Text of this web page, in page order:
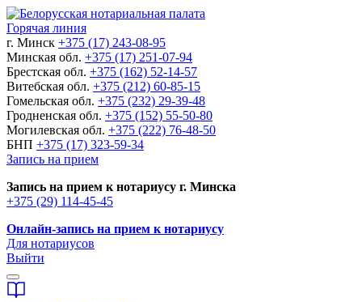
Горячая линия
г. Минск +375 (17) 243-08-95
Минская обл. +375 (17) 251-07-94
Брестская обл. +375 (162) 52-14-57
Витебская обл. +375 (212) 60-85-15
Гомельская обл. +375 (232) 29-39-48
Гродненская обл. +375 (152) 55-50-80
Могилевская обл. +375 (222) 76-48-50
БНП +375 (17) 323-59-34
Запись на прием
Запись на прием к нотариусу г. Минска
+375 (29) 114-45-45
Онлайн-запись на прием к нотариусу
Для нотариусов
Выйти